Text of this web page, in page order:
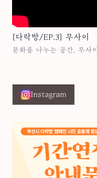
[다락방/EP.3] 무사이
문화를 나누는 공간, 무사이
Instagram